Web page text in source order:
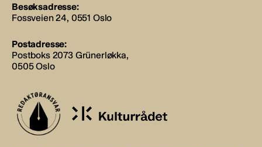
Besøksadresse:
Fossveien 24, 0551 Oslo
Postadresse:
Postboks 2073 Grünerløkka,
0505 Oslo